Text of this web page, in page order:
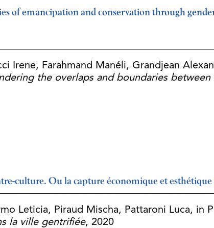
of emancipation and conservation through
Irene, Farahmand Manéli, Grandjean
the overlaps and boundaries
culture. Ou la capture économique et
Leticia, Piraud Mischa, Pattaroni Luca, in
la ville gentrifiée, 2020